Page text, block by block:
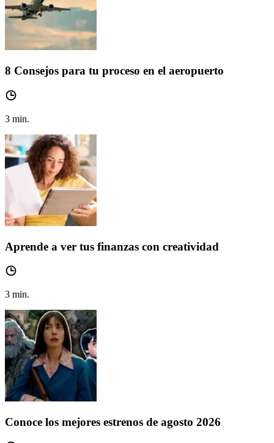
8 Consejos para tu proceso en el aeropuerto
3 min.
Aprende a ver tus finanzas con creatividad
3 min.
Conoce los mejores estrenos de agosto 2026